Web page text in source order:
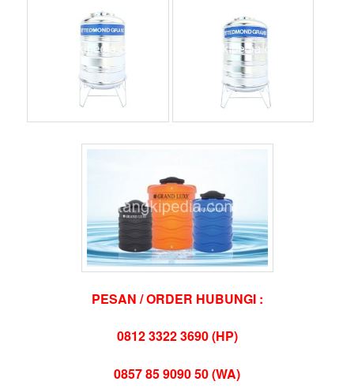
PESAN / ORDER HUBUNGI :
0812 3322 3690 (HP)
0857 85 9090 50 (WA)